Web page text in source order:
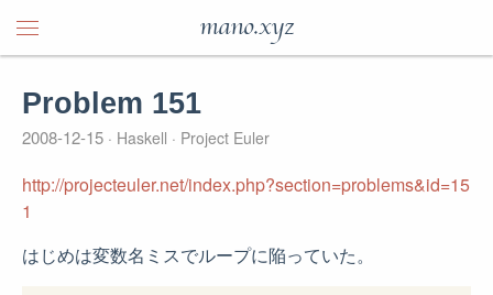
mano.xyz
Problem 151
2008-12-15 Haskell Project Euler
http://projecteuler.net/index.php?section=problems&id=15
1
はじめは変数名ミスでループに陥っていた。